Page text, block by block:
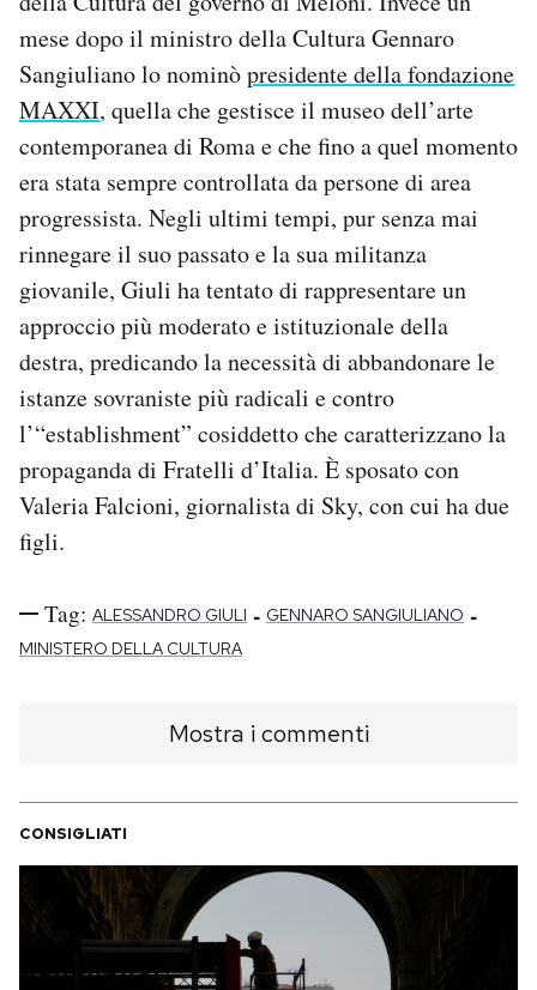
mese dopo il ministro della Cultura Gennaro
Sangiuliano lo nominòpresidente della fondazione
MAXXI, quella che gestisce il museo dell’arte
contemporanea di Roma e che fino a quel momento
era stata sempre controllata da persone di area
progressista. Negli ultimi tempi, pur senza mai
rinnegare il suo passato e la sua militanza
giovanile, Giuli ha tentato di rappresentare un
approccio più moderato e istituzionale della
destra, predicando la necessità di abbandonare le
istanze sovraniste più radicali e contro
l’“establishment” cosiddetto che caratterizzano la
propaganda di Fratelli d’Italia. È sposato con
Valeria Falcioni, giornalista di Sky, con cui ha due
figli.
Tag: ALESSANDRO GIULI - GENNARO SANGIULIANO -
MINISTERO DELLA CULTURA
Mostra i commenti
CONSIGLIATI